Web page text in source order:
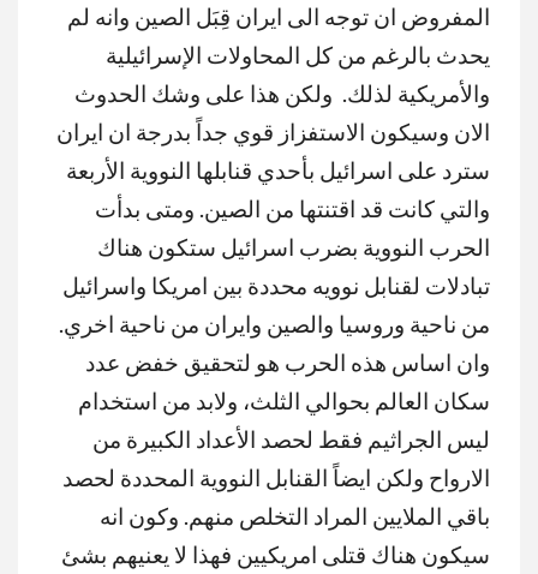
المفروض ان توجه الى ايران قِبَل الصين وانه لم
يحدث بالرغم من كل المحاولات الإسرائيلية
والأمريكية لذلك. ولكن هذا على وشك الحدوث
الان وسيكون الاستفزاز قوي جداً بدرجة ان ايران
سترد على اسرائيل بأحدي قنابلها النووية الأربعة
والتي كانت قد اقتنتها من الصين. ومتى بدأت
الحرب النووية بضرب اسرائيل ستكون هناك
تبادلات لقنابل نوويه محددة بين امريكا واسرائيل
من ناحية وروسيا والصين وايران من ناحية اخري.
وان اساس هذه الحرب هو لتحقيق خفض عدد
سكان العالم بحوالي الثلث، ولابد من استخدام
ليس الجراثيم فقط لحصد الأعداد الكبيرة من
الارواح ولكن ايضاً القنابل النووية المحددة لحصد
باقي الملايين المراد التخلص منهم. وكون انه
سيكون هناك قتلى امريكيين فهذا لا يعنيهم بشئ